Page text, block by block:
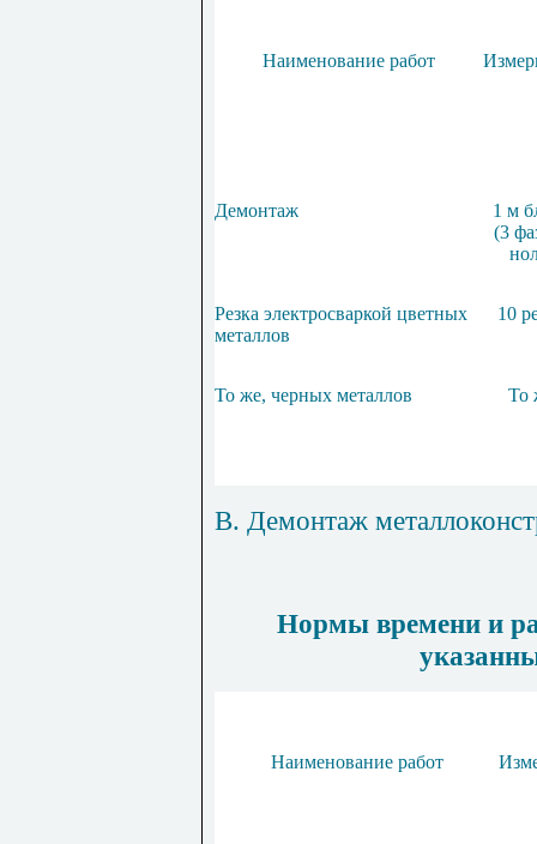
Наименование работ
Демонтаж
1 м
(3
Резка электросваркой цветных
металлов
10
То же, черных металлов То
В. Демонтаж
Нормы времени и
Наименование работ